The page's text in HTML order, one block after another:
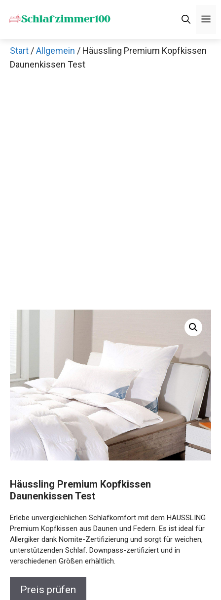
Inhalt
Start /Allgemein / Häussling Premium Kopfkissen
Daunenkissen Test
Häussling Premium Kopfkissen
Daunenkissen Test
Erlebe unvergleichlichen Schlafkomfort mit dem HÄUSSLING
Premium Kopfkissen aus Daunen und Federn. Es ist ideal für
Allergiker dank Nomite-Zertifizierung und sorgt für weichen,
unterstützenden Schlaf. Downpass-zertifiziert und in
verschiedenen Größen erhältlich.
Preis prüfen